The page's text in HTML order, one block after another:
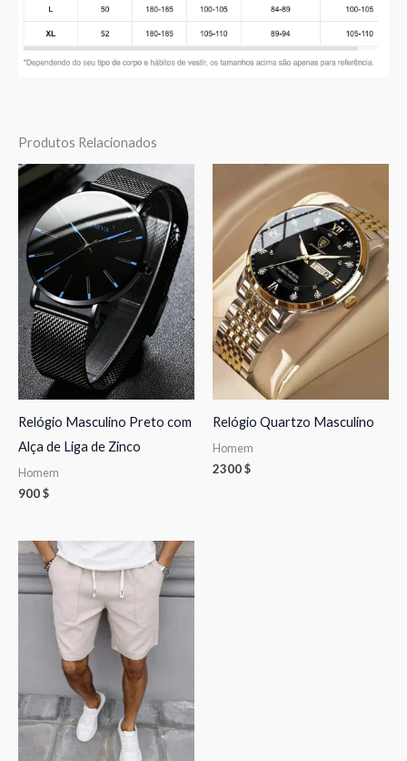
Produtos Relacionados
Relógio Masculino Preto com
Alça de Liga de Zinco
Homem
900$
Relógio Quartzo Masculino
Homem
2300$